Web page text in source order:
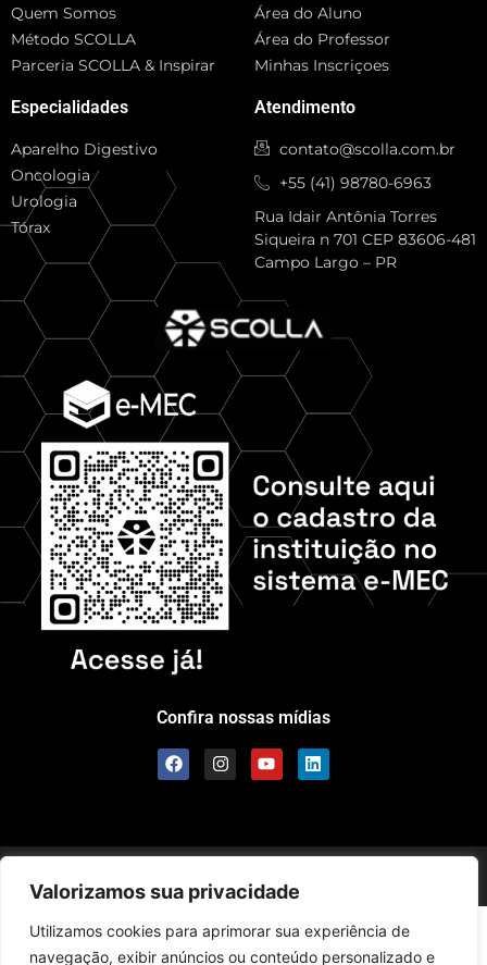
Valorizamos sua privacidade
Utilizamos cookies para aprimorar sua experiência de
navegação, exibir anúncios ou conteúdo personalizado e
Quem Somos
Método SCOLLA
Parceria SCOLLA & Inspirar
Especialidades
Aparelho Digestivo
Oncologia
Urologia
Tórax
Área do Aluno
Área do Professor
Minhas Inscriçoes
Atendimento
contato@scolla.com.br
+55 (41) 98780-6963
Rua Idair Antônia Torres
Siqueira n 701 CEP 83606-481
Campo Largo – PR
Confira nossas mídias